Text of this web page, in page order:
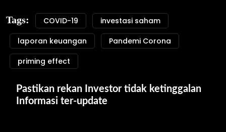
Tags: COVID-19
investasi saham
laporan keuangan
Pandemi Corona
priming effect
Pastikan rekan Investor tidak ketinggalan
Informasi ter-update